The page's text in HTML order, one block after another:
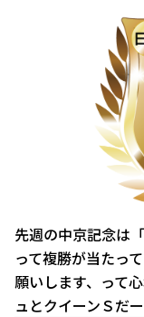
先週の中京記念は
って複勝が当たっ
願いします、って
ュとクイーンＳだー